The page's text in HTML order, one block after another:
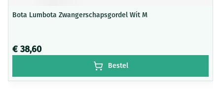
Bota Lumbota Zwangerschapsgordel Wit M
€ 38,60
Bestel